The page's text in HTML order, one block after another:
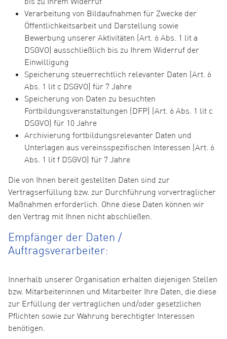
Verarbeitung von Bildaufnahmen für Zwecke der
Öffentlichkeitsarbeit und Darstellung sowie
Bewerbung unserer Aktivitäten (Art. 6 Abs. 1 lit a
DSGVO) ausschließlich bis zu Ihrem Widerruf der
Einwilligung
Speicherung steuerrechtlich relevanter Daten (Art. 6
Abs. 1 lit c DSGVO) für 7 Jahre
Speicherung von Daten zu besuchten
Fortbildungsveranstaltungen (DFP) (Art. 6 Abs. 1 lit c
DSGVO) für 10 Jahre
Archivierung fortbildungsrelevanter Daten und
Unterlagen aus vereinsspezifischen Interessen (Art. 6
Abs. 1 lit f DSGVO) für 7 Jahre
Die von Ihnen bereit gestellten Daten sind zur
Vertragserfüllung bzw. zur Durchführung vorvertraglicher
Maßnahmen erforderlich. Ohne diese Daten können wir
den Vertrag mit Ihnen nicht abschließen.
Empfänger der Daten /
Auftragsverarbeiter:
Innerhalb unserer Organisation erhalten diejenigen Stellen
bzw. Mitarbeiterinnen und Mitarbeiter Ihre Daten, die diese
zur Erfüllung der vertraglichen und/oder gesetzlichen
Pflichten sowie zur Wahrung berechtigter Interessen
benötigen.